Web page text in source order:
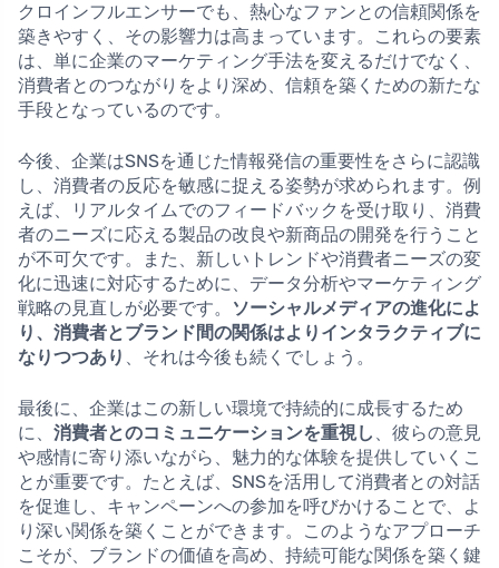
クロインフルエンサーでも、熱心なファンとの信頼関係を
築きやすく、その影響力は高まっています。これらの要素
は、単に企業のマーケティング手法を変えるだけでなく、
消費者とのつながりをより深め、信頼を築くための新たな
手段となっているのです。
今後、企業はSNSを通じた情報発信の重要性をさらに認識
し、消費者の反応を敏感に捉える姿勢が求められます。例
えば、リアルタイムでのフィードバックを受け取り、消費
者のニーズに応える製品の改良や新商品の開発を行うこと
が不可欠です。また、新しいトレンドや消費者ニーズの変
化に迅速に対応するために、データ分析やマーケティング
戦略の見直しが必要です。
ソーシャルメディアの進化によ
り、消費者とブランド間の関係はよりインタラクティブに
なりつつあり 、それは今後も続くでしょう。
最後に、企業はこの新しい環境で持続的に成長するため
に、 消費者とのコミュニケーションを重視し 、彼らの意見
や感情に寄り添いながら、魅力的な体験を提供していくこ
とが重要です。たとえば、SNSを活用して消費者との対話
を促進し、キャンペーンへの参加を呼びかけることで、よ
り深い関係を築くことができます。このようなアプローチ
こそが、ブランドの価値を高め、持続可能な関係を築く鍵